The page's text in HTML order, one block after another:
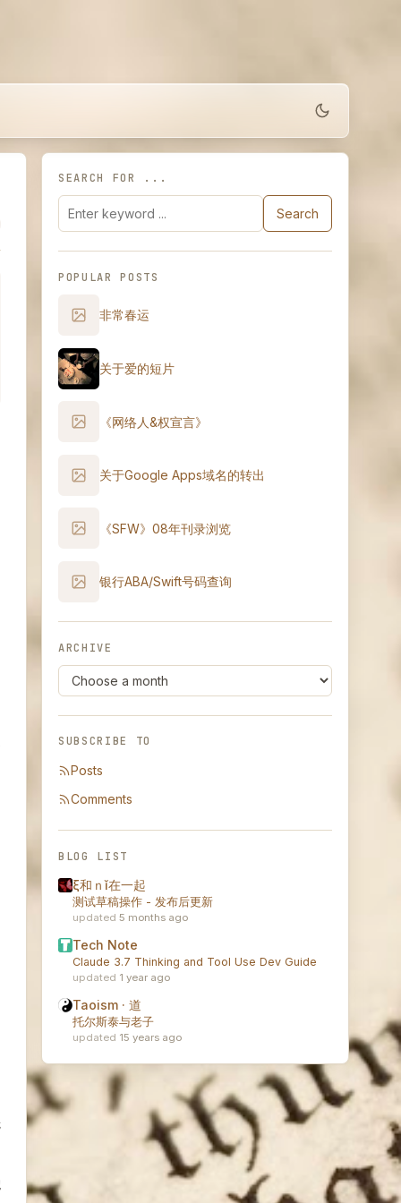
SEARCH FOR ...
Search
POPULAR POSTS
非常春运
关于爱的短片
《网络人&权宣言》
关于Google Apps域名的转出
《SFW》08年刊录浏览
银行ABA/Swift号码查询
SUBSCRIBE TO
Posts
Comments
ARCHIVE
BLOG LIST
ξ和ｎǐ在一起
测试草稿操作 - 发布后更新
5 months ago
Tech Note
Claude 3.7 Thinking and Tool Use Dev Guide
1 year ago
Taoism · 道
托尔斯泰与老子
15 years ago